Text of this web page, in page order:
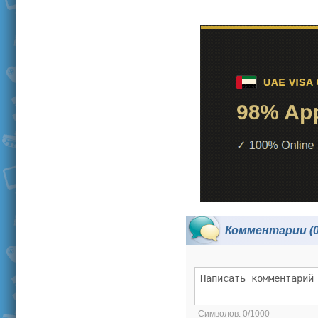
Комментарии
Символов: 0/1000